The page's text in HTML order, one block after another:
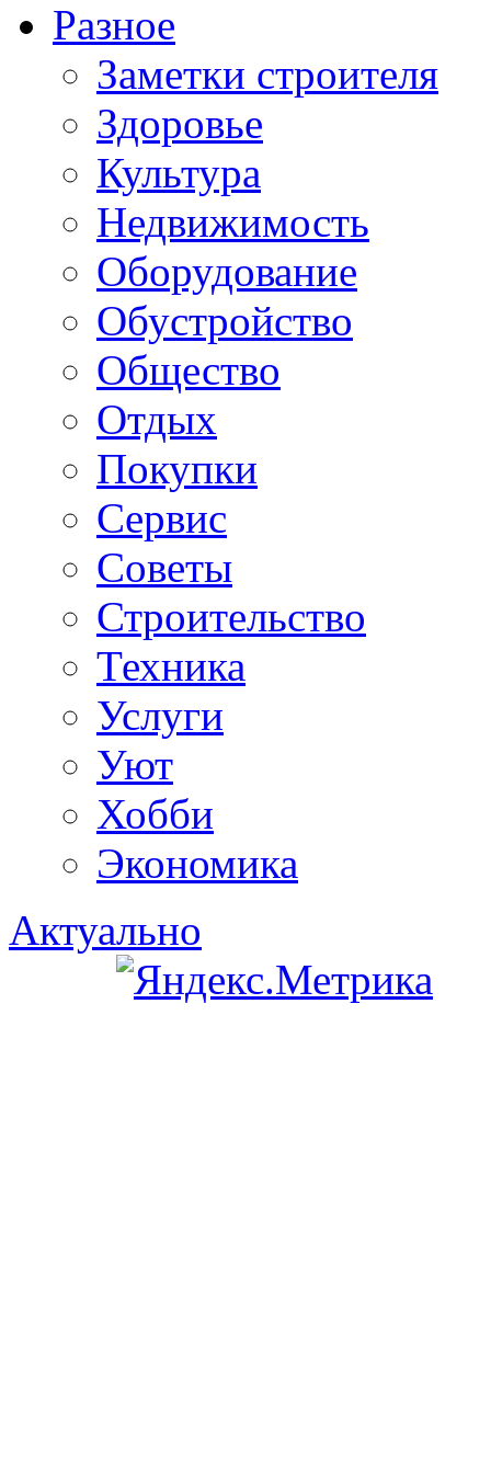
Разное
Заметки строителя
Здоровье
Культура
Недвижимость
Оборудование
Обустройство
Общество
Отдых
Покупки
Сервис
Советы
Строительство
Техника
Услуги
Уют
Хобби
Экономика
Актуально